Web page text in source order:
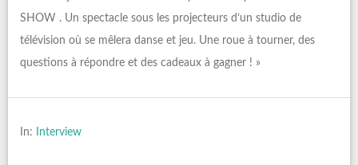
SHOW . Un spectacle sous les projecteurs d’un studio de
télévision où se mêlera danse et jeu. Une roue à tourner, des
questions à répondre et des cadeaux à gagner ! »
In: Interview